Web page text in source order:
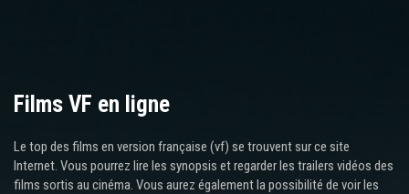
Films VF en ligne
Le top des films en version française (vf) se trouvent sur ce site
Internet. Vous pourrez lire les synopsis et regarder les trailers vidéos des
films sortis au cinéma. Vous aurez également la possibilité de voir les